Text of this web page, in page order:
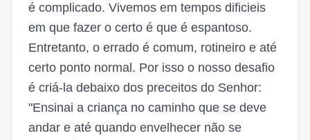
é complicado. Vivemos em tempos dificieis
em que fazer o certo é que é espantoso.
Entretanto, o errado é comum, rotineiro e até
certo ponto normal. Por isso o nosso desafio
é criá-la debaixo dos preceitos do Senhor:
"Ensinai a criança no caminho que se deve
andar e até quando envelhecer não se